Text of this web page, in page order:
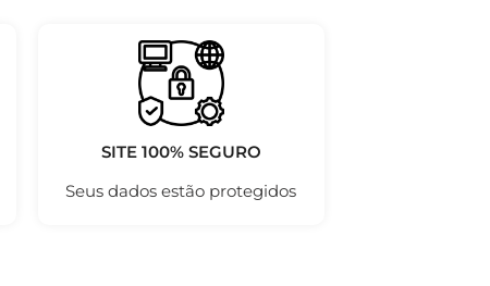
SITE 100% SEGURO
Seus dados estão protegidos